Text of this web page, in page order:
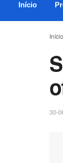
Início
Início
30-